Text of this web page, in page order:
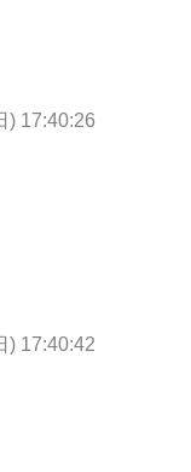
) 17:40:26
) 17:40:42